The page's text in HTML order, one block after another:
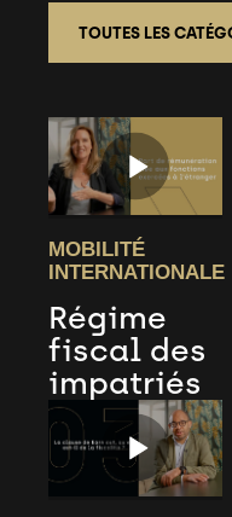
MOBILITÉ
INTERNATIONALE
Régime
fiscal des
impatriés